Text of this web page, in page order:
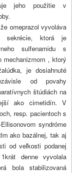
jeho použitie v
omeprazol vyvoláva
sekrécie, ktorá je
sulfenamidu s
mechanizmom , ktorý
je dosiahnuté
od povahy
štúdiách na
ako cimetidín. V
resp. pacientoch s
syndróme
ako bazálnej, tak aj
od veľkosti podanej
denne vyvolala
bola stabilizovaná